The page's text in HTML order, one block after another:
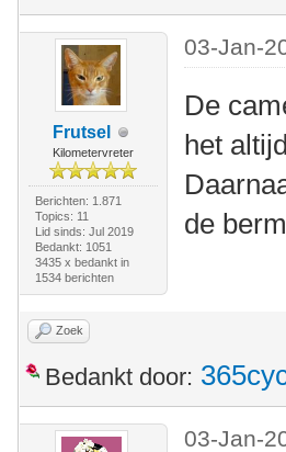
Frutsel
Kilometervreter
Berichten: 1.871
Topics: 11
Lid sinds: Jul 2019
Bedankt: 1051
3435 x bedankt in
1534 berichten
03-Jan-
De
het
de
Zoek
Bedankt door:
03-Jan-